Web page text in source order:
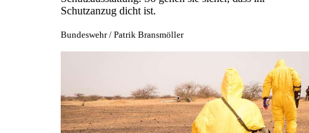
Schutzanzug dicht ist.
Bundeswehr / Patrik Bransmöller